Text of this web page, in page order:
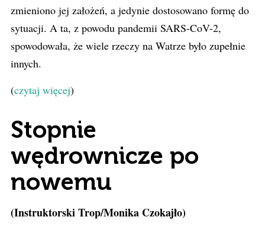
zmieniono jej założeń, a jedynie dostosowano formę do
sytuacji. A ta, z powodu pandemii SARS-CoV-2,
spowodowała, że wiele rzeczy na Watrze było zupełnie
innych.
(czytaj więcej)
Stopnie
wędrownicze po
nowemu
(Instruktorski Trop/Monika Czokajło)